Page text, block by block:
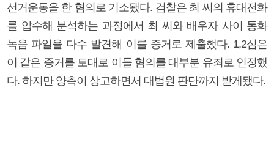
선거운동을 한 혐의로 기소됐다. 검찰은 최 씨의 휴대전화
를 압수해 분석하는 과정에서 최 씨와 배우자 사이 통화
녹음 파일을 다수 발견해 이를 증거로 제출했다. 1,2심은
이 같은 증거를 토대로 이들 혐의를 대부분 유죄로 인정했
다. 하지만 양측이 상고하면서 대법원 판단까지 받게됐다.